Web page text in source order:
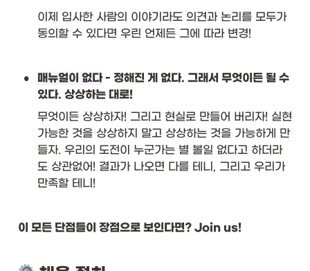
이제 입사한 사람의 이야기라도 의견과 논리를 모두가
동의할 수 있다면 우린 언제든 그에 따라 변경!
• 매뉴얼이 없다 - 정해진 게 없다. 그래서 무엇이든 될 수
있다. 상상하는 대로!
무엇이든 상상하자! 그리고 현실로 만들어 버리자! 실현
가능한 것을 상상하지 말고 상상하는 것을 가능하게 만
들자. 우리의 도전이 누군가는 별 볼일 없다고 하더라
도 상관없어! 결과가 나오면 다를 테니, 그리고 우리가
만족할 테니!
이 모든 단점들이 장점으로 보인다면? Join us!